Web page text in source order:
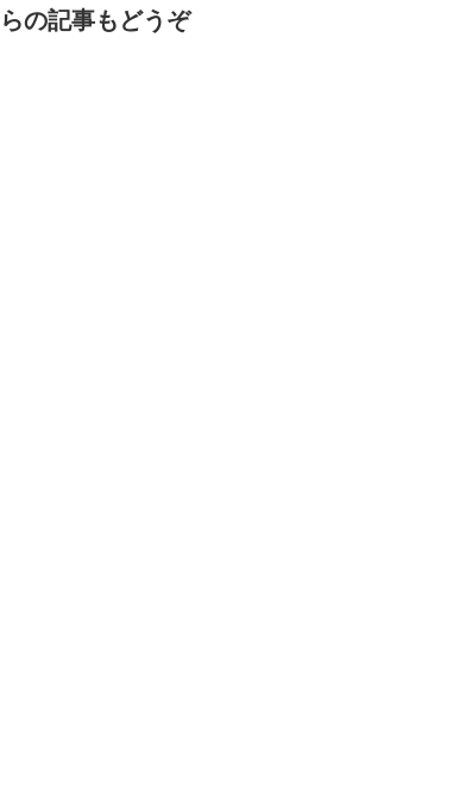
の記事もどうぞ